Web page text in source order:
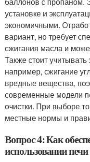
установке и
экономичными.
вариант, но требует
сжигания масла и
Также стоит учитывать
например, сжигание
вредные вещества,
современные модели
очистки. При выборе
местные нормы и
Вопрос 4: Как
использовании